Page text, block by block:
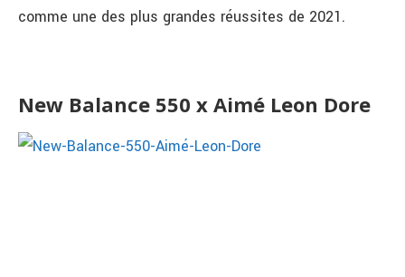
comme une des plus grandes réussites de 2021.
New Balance 550 x Aimé Leon Dore